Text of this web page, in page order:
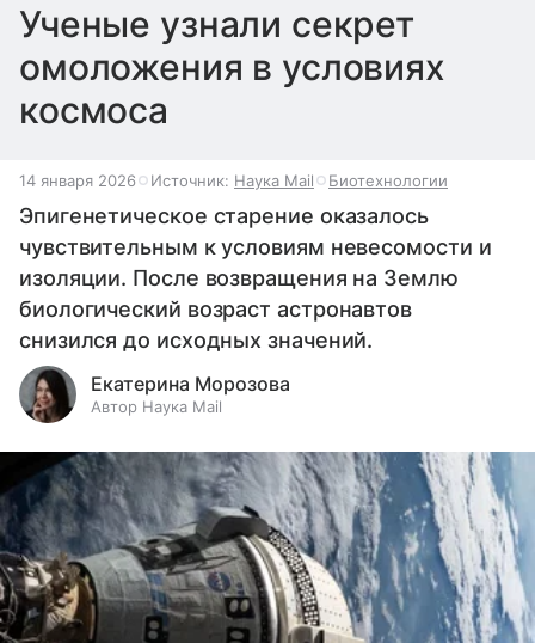
Ученые узнали секрет
омоложения в условиях
космоса
14 января 2026 Источник: Наука Mail Биотехнологии
Эпигенетическое старение оказалось
чувствительным к условиям невесомости и
изоляции. После возвращения на Землю
биологический возраст астронавтов
снизился до исходных значений.
Екатерина Морозова
Автор Наука Mail